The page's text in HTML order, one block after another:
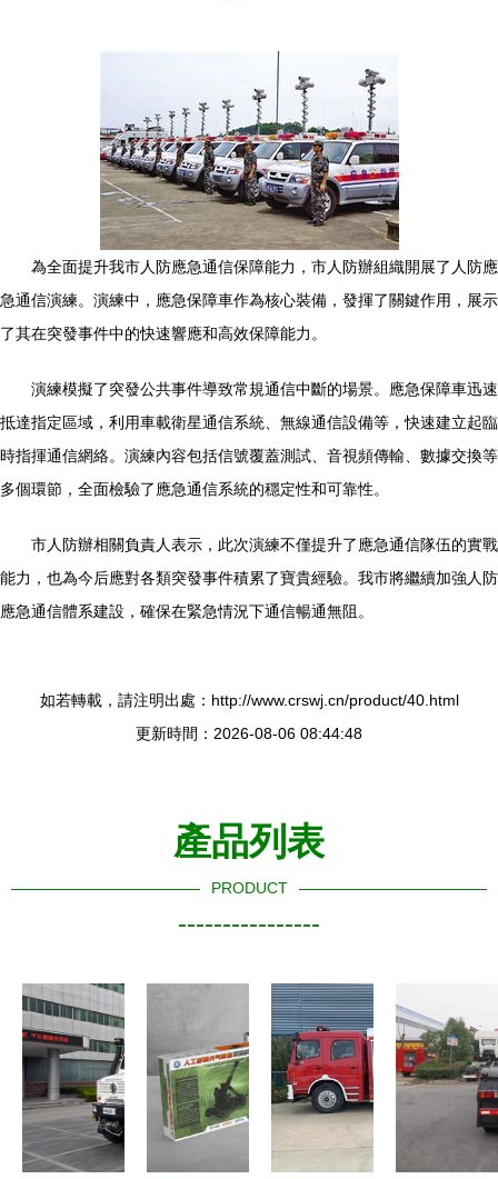
為全面提升我市人防應急通信保障能力，市人防辦組織開展了人防應
急通信演練。演練中，應急保障車作為核心裝備，發揮了關鍵作用，展示
了其在突發事件中的快速響應和高效保障能力。
演練模擬了突發公共事件導致常規通信中斷的場景。應急保障車迅速
抵達指定區域，利用車載衛星通信系統、無線通信設備等，快速建立起臨
時指揮通信網絡。演練內容包括信號覆蓋測試、音視頻傳輸、數據交換等
多個環節，全面檢驗了應急通信系統的穩定性和可靠性。
市人防辦相關負責人表示，此次演練不僅提升了應急通信隊伍的實戰
能力，也為今后應對各類突發事件積累了寶貴經驗。我市將繼續加強人防
應急通信體系建設，確保在緊急情況下通信暢通無阻。
如若轉載，請注明出處：http://www.crswj.cn/product/40.html
更新時間：2026-08-06 08:44:48
產品列表
PRODUCT
----------------